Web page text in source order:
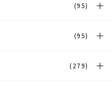
(95)
(95)
(279)